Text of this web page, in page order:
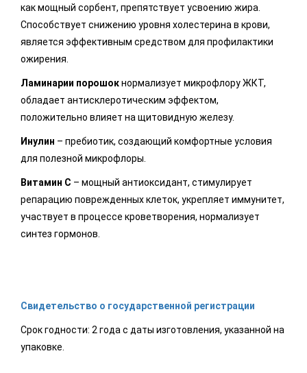
как мощный сорбент, препятствует усвоению жира.
Способствует снижению уровня холестерина в крови,
является эффективным средством для профилактики
ожирения.
Ламинарии порошокнормализует микрофлору ЖКТ,
обладает антисклеротическим эффектом,
положительно влияет на щитовидную железу.
Инулин – пребиотик, создающий комфортные условия
для полезной микрофлоры.
Витамин С – мощный антиоксидант, стимулирует
репарацию поврежденных клеток, укрепляет иммунитет,
участвует в процессе кроветворения, нормализует
синтез гормонов.
Свидетельство о государственной регистрации
Срок годности: 2 года с даты изготовления, указанной на
упаковке.